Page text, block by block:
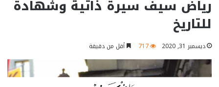
رياض سيف سيرة ذاتية وشهادة
للتاريخ
ديسمبر 31, 2020 717 أقل من دقيقة